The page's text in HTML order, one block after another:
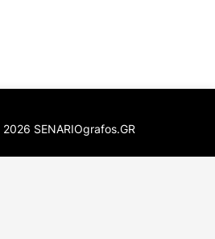
2026 SENARIOgrafos.GR